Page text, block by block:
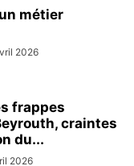
métier
2026
frappes
craintes
du...
2026